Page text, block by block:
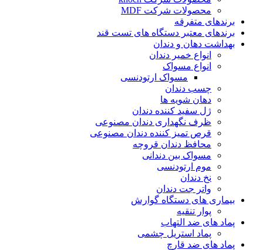
محصولات شرکت MDF
برندهای متفرقه
برندهای معتبر دستگاه های تست قند
بهداشت دهان و دندان
انواع خمیر دندان
انواع مسواک
مسواک ارتودنسی
چسب دندان
دهان شویه ها
ژل سفید کننده دندان
ظرف نگهداری دندان مصنوعی
قرص تمیز کننده دندان مصنوعی
محافظ دندان قروچه
مسواک بین دندانی
موم ارتودنسی
نخ دندان
واتر جت دندان
بیماری های دستگاه گوارش
پوار تنقیه
پماد های ضد التهاب
پماد استریل چشمی
پماد های ضد قارچ